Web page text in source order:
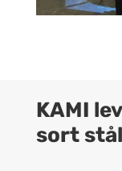
KAMI
sort